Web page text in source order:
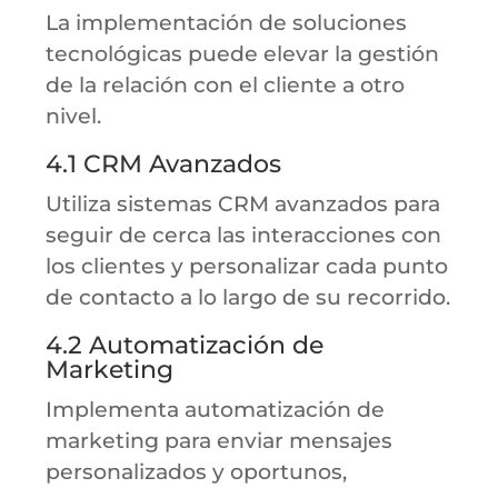
La implementación de soluciones
tecnológicas puede elevar la gestión
de la relación con el cliente a otro
nivel.
4.1 CRM Avanzados
Utiliza sistemas CRM avanzados para
seguir de cerca las interacciones con
los clientes y personalizar cada punto
de contacto a lo largo de su recorrido.
4.2 Automatización de
Marketing
Implementa automatización de
marketing para enviar mensajes
personalizados y oportunos,